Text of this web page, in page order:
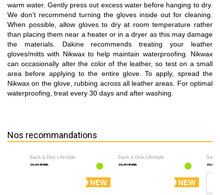
warm water. Gently press out excess water before hanging to dry.
We don't recommend turning the gloves inside out for cleaning.
When possible, allow gloves to dry at room temperature rather
than placing them near a heater or in a dryer as this may damage
the materials. Dakine recommends treating your leather
gloves/mitts with Nikwax to help maintain waterproofing. Nikwax
can occasionally alter the color of the leather, so test on a small
area before applying to the entire glove. To apply, spread the
Nikwax on the glove, rubbing across all leather areas. For optimal
waterproofing, treat every 30 days and after washing.
Nos recommandations
Sacs à Dos Lifestyle
NEW
Sacs à Dos Lifestyle
NEW
Sacs